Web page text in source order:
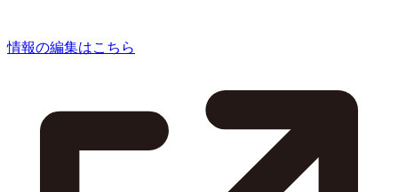
情報の編集はこちら